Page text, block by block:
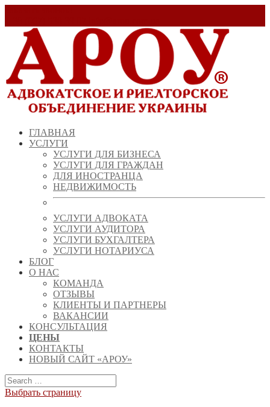
ГЛАВНАЯ
УСЛУГИ
УСЛУГИ ДЛЯ БИЗНЕСА
УСЛУГИ ДЛЯ ГРАЖДАН
ДЛЯ ИНОСТРАНЦА
НЕДВИЖИМОСТЬ
УСЛУГИ АДВОКАТА
УСЛУГИ АУДИТОРА
УСЛУГИ БУХГАЛТЕРА
УСЛУГИ НОТАРИУСА
БЛОГ
О НАС
КОМАНДА
ОТЗЫВЫ
КЛИЕНТЫ И ПАРТНЕРЫ
ВАКАНСИИ
КОНСУЛЬТАЦИЯ
ЦЕНЫ
КОНТАКТЫ
НОВЫЙ САЙТ «АРОУ»
Выбрать страницу